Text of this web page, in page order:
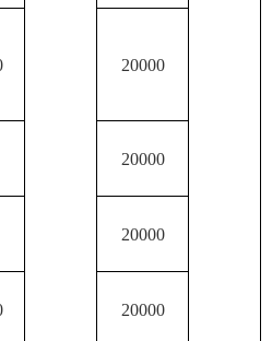
20000
20000
20000
20000